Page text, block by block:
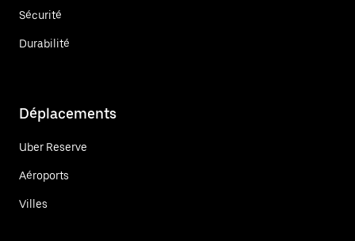
Sécurité
Durabilité
Déplacements
Uber Reserve
Aéroports
Villes